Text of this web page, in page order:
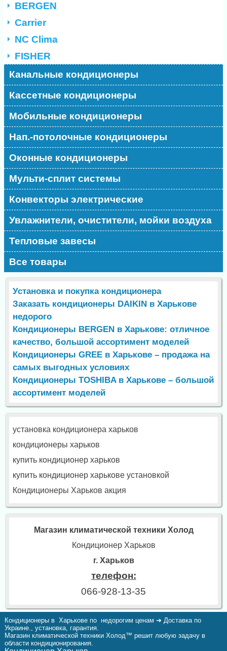
BERGEN
Carrier
NC Clima
FISHER
Канальные кондиционеры
Кассетные кондиционеры
Мобильные кондиционеры
Нап.-потолочные кондиционеры
Оконные кондиционеры
Мульти-сплит системы
Конвекторы электрические
Увлажнители, очистители, мойки воздуха
Тепловые завесы
Все товары
Установка и покупка кондиционера
Заказать кондиционеры DAIKIN в Харькове
недорого
Кондиционеры BERGEN в Харькове: отличное
качество, большой ассортимент моделей
Кондиционеры GREE в Харькове – продажа на
самых выгодных условиях
Кондиционеры TOSHIBA в Харькове – большой
ассортимент моделей
установка кондиционера харьков
кондиционеры харьков
купить кондиционер харьков
купить кондиционер харькове установкой
Кондиционеры Харьков акция
Магазин климатической техники Холод
Кондиционер Харьков
г. Харьков
телефон:
066-928-13-35
Кондиционеры в Харькове по недорогим ценам ➔ Доставка по
Украине., установка, гарантия.
Магазин климатической техники Холод™ решит любую задачу в
области кондиционирования.